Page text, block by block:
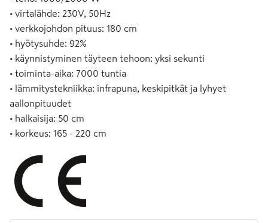
• virtalähde: 230V, 50Hz
• verkkojohdon pituus: 180 cm
• hyötysuhde: 92%
• käynnistyminen täyteen tehoon: yksi sekunti
• toiminta-aika: 7000 tuntia
• lämmitystekniikka: infrapuna, keskipitkät ja lyhyet
aallonpituudet
• halkaisija: 50 cm
• korkeus: 165 - 220 cm